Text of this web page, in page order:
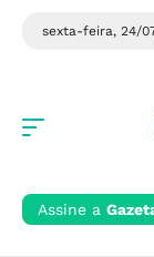
sexta-feira, 24/
Assine a